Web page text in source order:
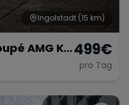
Maserati
Ingolstadt (15 km)
AMG KM499€
pro Tag